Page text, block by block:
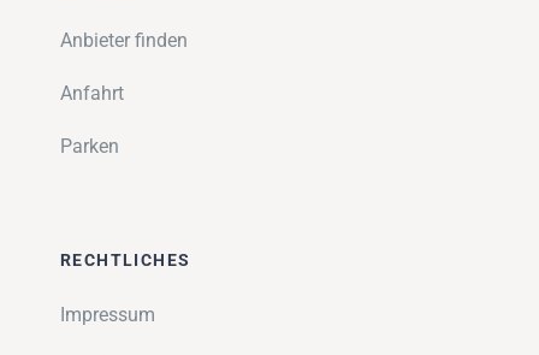
Anbieter finden
Anfahrt
Parken
RECHTLICHES
Impressum